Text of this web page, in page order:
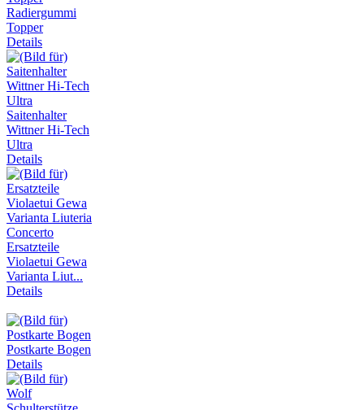
Radiergummi
Topper
Details
Saitenhalter
Wittner Hi-Tech
Ultra
Details
Ersatzteile
Violaetui Gewa
Varianta Liut...
Details
Postkarte Bogen
Details